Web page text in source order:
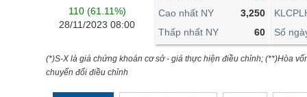
110 (61.11%)
28/11/2023 08:00
Cao nhất NY
3,250
Thấp nhất NY
60
Số
(*)S-X là giá chứng khoán cơ sở - giá thực hiện điều chỉnh; (**)Hòa
chuyển đổi điều chỉnh
ĐÔNG DƯƠNG
PHÂN TÍCH